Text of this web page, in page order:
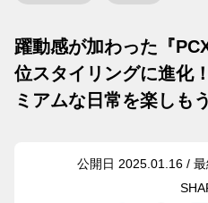
躍動感が加わった『
位スタイリングに進化
ミアムな日常を楽しもう
公開日 2025.01.16 /